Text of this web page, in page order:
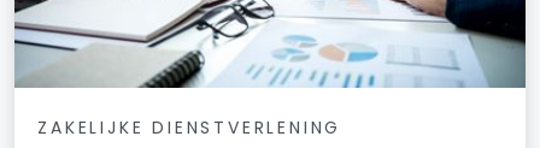
ZAKELIJKE DIENSTVERLENING